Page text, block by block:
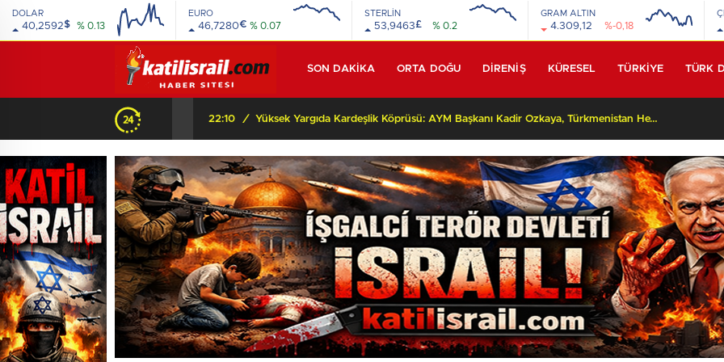
DOLAR
40,2592$ % 0.13
EURO
46,7280€ % 0.07
STERLİN
53,9463£ % 0.2
GRAM ALTIN
4.309,12 %-0,18
SON DAKİKA ORTA DOĞU DİRENİŞ KÜRESEL TÜRKİYE TÜRK
22:10 / Yüksek Yargıda Kardeşlik Köprüsü: AYM Başkanı Kadir Özkaya, Türkmenistan Heyetini Kabul Ettti!